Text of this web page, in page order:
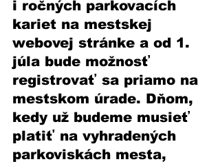
i ročných parkovacích
kariet na mestskej
webovej stránke a od 1.
júla bude možnosť
registrovať sa priamo na
mestskom úrade. Dňom,
kedy už budeme musieť
platiť na vyhradených
parkoviskách mesta,